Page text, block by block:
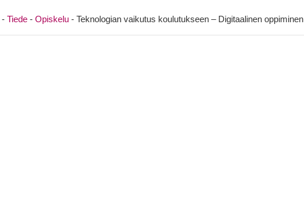
- Tiede - Opiskelu - Teknologian vaikutus koulutukseen – Digitaalinen oppiminen